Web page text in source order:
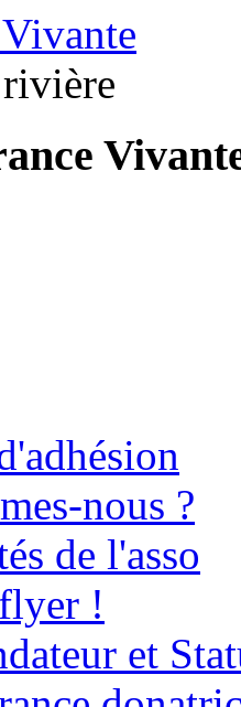
nous ?
de l'asso
!
et